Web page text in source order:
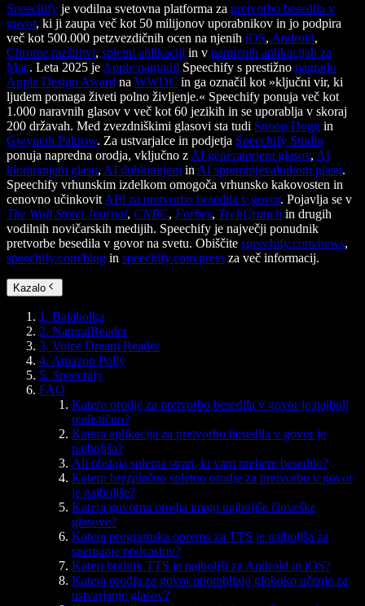
Speechify je vodilna svetovna platforma za pretvorbo besedila v
govor, ki ji zaupa več kot 50 milijonov uporabnikov in jo podpira
več kot 500.000 petzvezdičnih ocen na njenih iOS, Android,
Chrome razširitvi, spletni aplikaciji in v namiznih aplikacijah za
Mac. Leta 2025 je Apple nagradil Speechify s prestižno nagrado
Apple Design Award na WWDC in ga označil kot »ključni vir, ki
ljudem pomaga živeti polno življenje.« Speechify ponuja več kot
1.000 naravnih glasov v več kot 60 jezikih in se uporablja v skoraj
200 državah. Med zvezdniškimi glasovi sta tudi Snoop Dogg in
Gwyneth Paltrow. Za ustvarjalce in podjetja Speechify Studio
ponuja napredna orodja, vključno z AI generatorjem glasov, AI
kloniranjem glasu, AI dubliranjem in AI spreminjevalnikom glasu.
Speechify vrhunskim izdelkom omogoča vrhunsko kakovosten in
cenovno učinkovit API za pretvorbo besedila v govor. Pojavlja se v
The Wall Street Journal, CNBC, Forbes, TechCrunch in drugih
vodilnih novičarskih medijih. Speechify je največji ponudnik
pretvorbe besedila v govor na svetu. Obiščite speechify.com/news,
speechify.com/blog in speechify.com/press za več informacij.
Kazalo
1. Balabolka
2. NaturalReader
3. Voice Dream Reader
4. Amazon Polly
5. Speechify
FAQ
Katero orodje za pretvorbo besedila v govor je najbolj
realistično?
Katera aplikacija za pretvorbo besedila v govor je
najboljša?
Ali obstaja spletna stran, ki vam prebere besedilo?
Katero brezplačno spletno orodje za pretvorbo v govor
je najboljše?
Katera govorna orodja imajo najboljše človeške
glasove?
Katera programska oprema za TTS je najboljša za
snemanje podcastov?
Kateri bralnik TTS je najboljši za Android in iOS?
Katera orodja za govor uporabljajo globoko učenje za
ustvarjanje glasov?